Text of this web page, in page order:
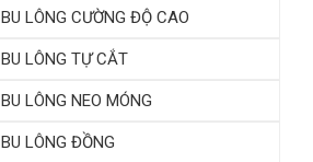
BU LÔNG CƯỜNG ĐỘ CAO
BU LÔNG TỰ CẮT
BU LÔNG NEO MÓNG
BU LÔNG ĐỒNG